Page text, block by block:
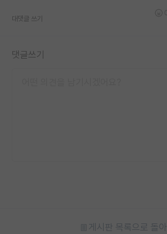
대댓글 쓰기
댓글쓰기
게시판 목록으로 돌아